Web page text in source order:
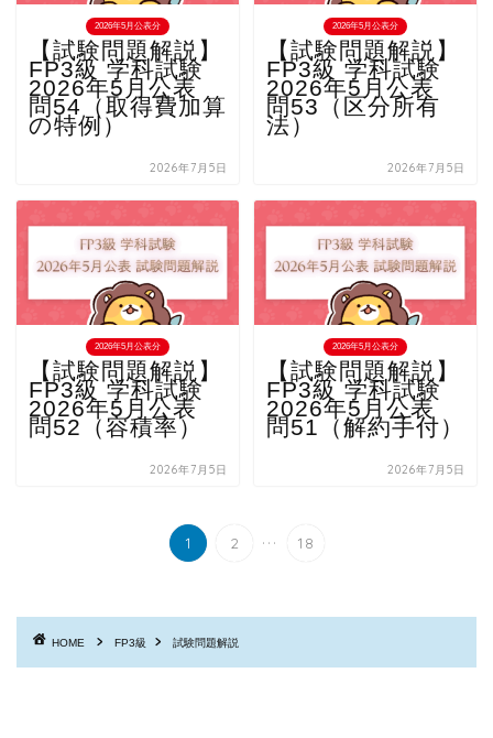
2026年5月公表分
【試験問題解説】
FP3級 学科試験
2026年5月公表
問54（取得費加算
の特例）
2026年7月5日
2026年5月公表分
【試験問題解説】
FP3級 学科試験
2026年5月公表
問53（区分所有
法）
2026年7月5日
2026年5月公表分
【試験問題解説】
FP3級 学科試験
2026年5月公表
問52（容積率）
2026年7月5日
2026年5月公表分
【試験問題解説】
FP3級 学科試験
2026年5月公表
問51（解約手付）
2026年7月5日
1 2 ... 18
HOME FP3級 試験問題解説